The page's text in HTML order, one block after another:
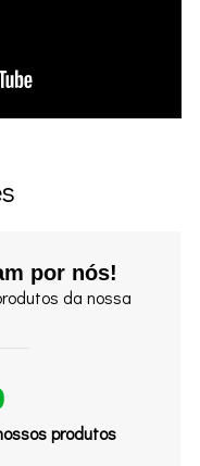
por nós!
da nossa
produtos